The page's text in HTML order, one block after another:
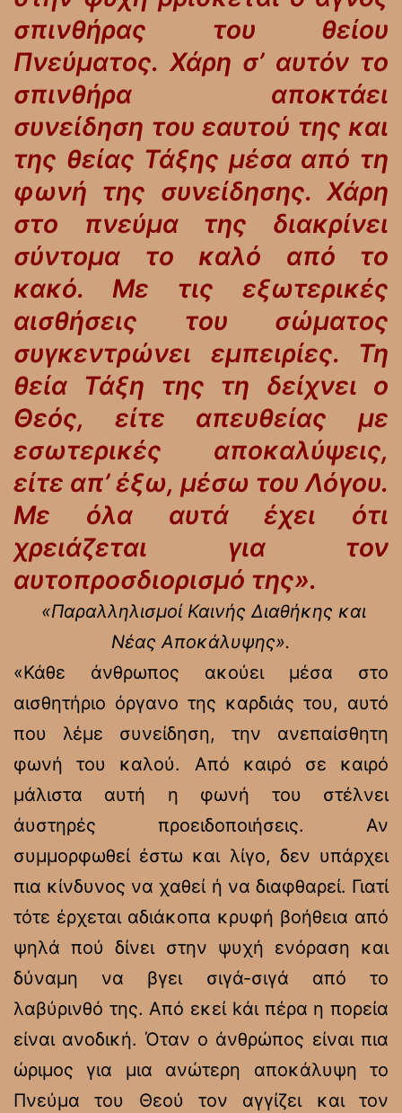
σπινθήρας του θείου
Πνεύματος. Χάρη σ’ αυτόν το
σπινθήρα αποκτάει
συνείδηση του εαυτού της και
της θείας Τάξης μέσα από τη
φωνή της συνείδησης. Χάρη
στο πνεύμα της διακρίνει
σύντομα το καλό από το
κακό. Με τις εξωτερικές
αισθήσεις του σώματος
συγκεντρώνει εμπειρίες. Τη
θεία Τάξη της τη δείχνει ο
Θεός, είτε απευθείας με
εσωτερικές αποκαλύψεις,
είτε απ’ έξω, μέσω του Λόγου.
Με όλα αυτά έχει ότι
χρειάζεται για τον
αυτοπροσδιορισμό της».
«Παραλληλισμοί Καινής Διαθήκης και
Νέας Αποκάλυψης».
«Κάθε άνθρωπος ακούει μέσα στο
αισθητήριο όργανο της καρδιάς του, αυτό
που λέμε συνείδηση, την ανεπαίσθητη
φωνή του καλού. Από καιρό σε καιρό
μάλιστα αυτή η φωνή του στέλνει
άυστηρές προειδοποιήσεις. Αν
συμμορφωθεί έστω και λίγο, δεν υπάρχει
πια κίνδυνος να χαθεί ή να διαφθαρεί. Γιατί
τότε έρχεται αδιάκοπα κρυφή βοήθεια από
ψηλά πού δίνει στην ψυχή ενόραση και
δύναμη να βγει σιγά-σιγά από το
λαβύρινθό της. Από εκεί kάι πέρα η πορεία
είναι ανοδική. Όταν ο άνθρώπος είναι πια
ώριμος για μια ανώτερη αποκάλυψη το
Πνεύμα του Θεού τον αγγίζει και τον